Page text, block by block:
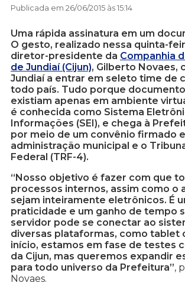
Publicada em 26/06/2015 às 15:14
Uma rápida assinatura em um
O gesto, realizado nessa quinta-
diretor-presidente da Companhia
de Jundiaí (Cijun), Gilberto Novaes,
Jundiaí a entrar em seleto time de
todo país. Tudo porque
existiam apenas em ambiente
é conhecida como Sistema
Informações (SEI), e chega à
por meio de um convênio firmado
administração municipal e o
Federal (TRF-4).
“Nosso objetivo é fazer com que
processos internos, assim como o
sejam inteiramente eletrônicos. É
praticidade e um ganho de tempo
servidor pode se conectar ao
diversas plataformas, como tablet
início, estamos em fase de testes
da Cijun, mas queremos expandir
para todo universo da Prefeitura”,
Novaes.